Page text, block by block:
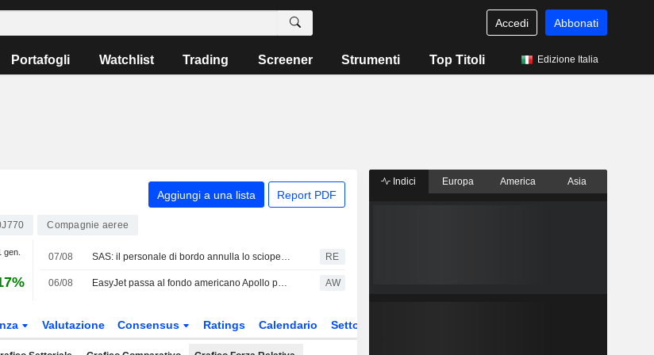
Accedi Abbonati
Portafogli Watchlist Trading Screener Strumenti Top Titoli Edizione Italia
Aggiungi a una lista Report PDF
Compagnie aeree
gen. 07/08 SAS: il personale di bordo annulla lo sciopero previsto per sabato RE
06/08 EasyJet passa al fondo americano Apollo per 6,23 miliardi AW
Valutazione Consensus Ratings Calendario Settore
Indici Europa America Asia